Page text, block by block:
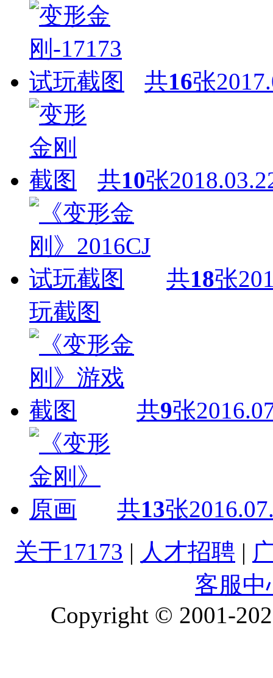
共16张
共10张
共18张
玩截图
共9张
共13张
关于17173 | 人才招聘 |
客服中
Copyright © 2001-